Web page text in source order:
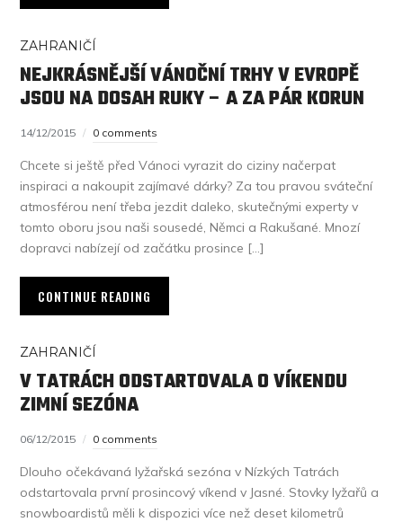
ZAHRANIČÍ
NEJKRÁSNĚJŠÍ VÁNOČNÍ TRHY V EVROPĚ
JSOU NA DOSAH RUKY – A ZA PÁR KORUN
14/12/2015 0 comments
Chcete si ještě před Vánoci vyrazit do ciziny načerpat
inspiraci a nakoupit zajímavé dárky? Za tou pravou sváteční
atmosférou není třeba jezdit daleko, skutečnými experty v
tomto oboru jsou naši sousedé, Němci a Rakušané. Mnozí
dopravci nabízejí od začátku prosince […]
CONTINUE READING
ZAHRANIČÍ
V TATRÁCH ODSTARTOVALA O VÍKENDU
ZIMNÍ SEZÓNA
06/12/2015 0 comments
Dlouho očekávaná lyžařská sezóna v Nízkých Tatrách
odstartovala první prosincový víkend v Jasné. Stovky lyžařů a
snowboardistů měli k dispozici více než deset kilometrů